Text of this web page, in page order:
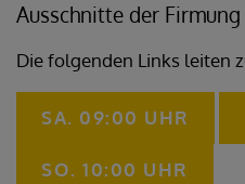
Ausschnitte der Firmung
Die folgenden Links leiten
SA. 09:00 UHR
SO. 10:00 UHR